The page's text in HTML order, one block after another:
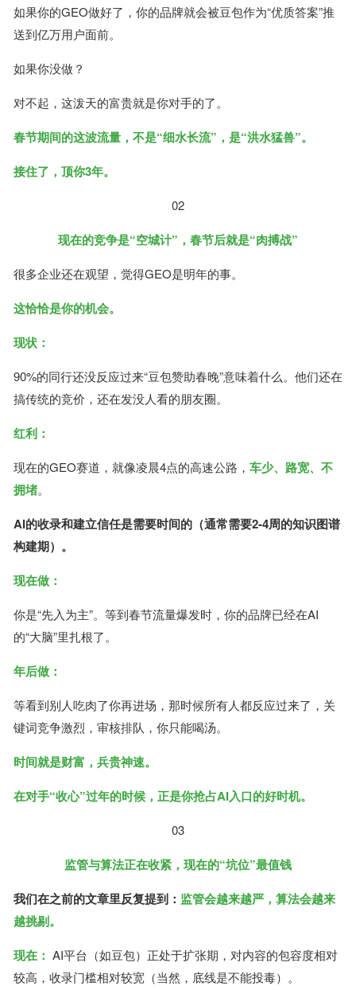
如果你的GEO做好了，你的品牌就会被豆包作为“优质答案”推
送到亿万用户面前。
如果你没做？
对不起，这泼天的富贵就是你对手的了。
春节期间的这波流量，不是“细水长流”，是“洪水猛兽”。
接住了，顶你3年。
02
现在的竞争是“空城计”，春节后就是“肉搏战”
很多企业还在观望，觉得GEO是明年的事。
这恰恰是你的机会。
现状：
90%的同行还没反应过来“豆包赞助春晚”意味着什么。他们还在
搞传统的竞价，还在发没人看的朋友圈。
红利：
现在的GEO赛道，就像凌晨4点的高速公路， 车少、路宽、不
拥堵。
AI的收录和建立信任是需要时间的（通常需要2-4周的知识图谱
构建期）。
现在做：
你是“先入为主”。等到春节流量爆发时，你的品牌已经在AI
的“大脑”里扎根了。
年后做：
等看到别人吃肉了你再进场，那时候所有人都反应过来了，关
键词竞争激烈，审核排队，你只能喝汤。
时间就是财富，兵贵神速。
在对手“收心”过年的时候，正是你抢占AI入口的好时机。
03
监管与算法正在收紧，现在的“坑位”最值钱
我们在之前的文章里反复提到： 监管会越来越严，算法会越来
越挑剔。
现在： AI平台（如豆包）正处于扩张期，对内容的包容度相对
较高，收录门槛相对较宽（当然，底线是不能投毒）。